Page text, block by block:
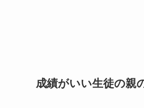
成績がいい生徒の親